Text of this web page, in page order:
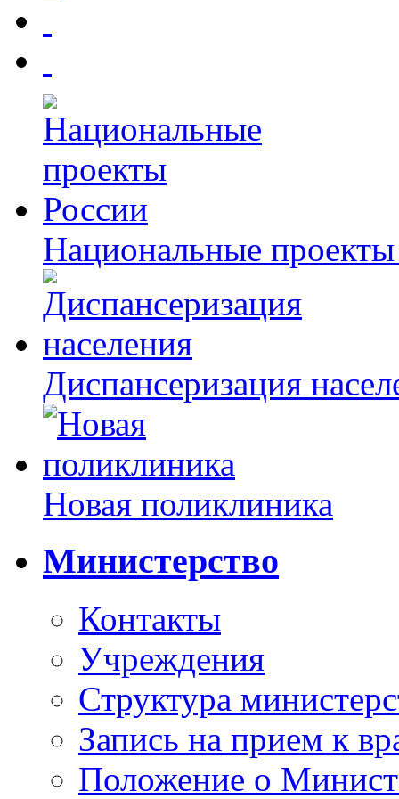
Национальные
Диспансеризация
Новая поликлиника
Министерство
Контакты
Учреждения
Структура
Запись на прием к
Положение о